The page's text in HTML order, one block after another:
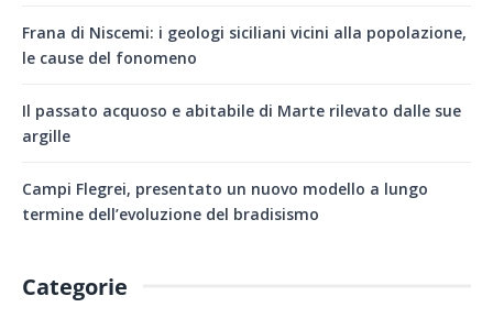
Frana di Niscemi: i geologi siciliani vicini alla popolazione,
le cause del fonomeno
Il passato acquoso e abitabile di Marte rilevato dalle sue
argille
Campi Flegrei, presentato un nuovo modello a lungo
termine dell’evoluzione del bradisismo
Categorie